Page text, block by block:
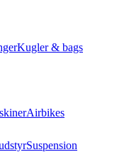
Kugler & bags
Airbikes
Suspension